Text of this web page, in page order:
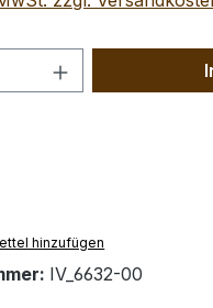
Anzahl: Gib
hinzufügen
IV_6632-00